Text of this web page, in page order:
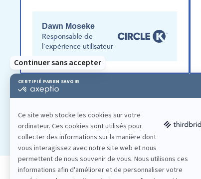
Dawn Moseke
Responsable de
l'expérience utilisateur